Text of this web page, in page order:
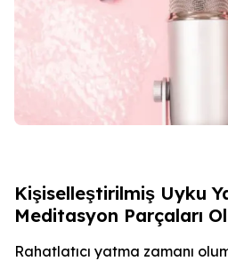
Kişiselleştirilmiş Uyku
Meditasyon Parçaları
Rahatlatıcı yatma zamanı